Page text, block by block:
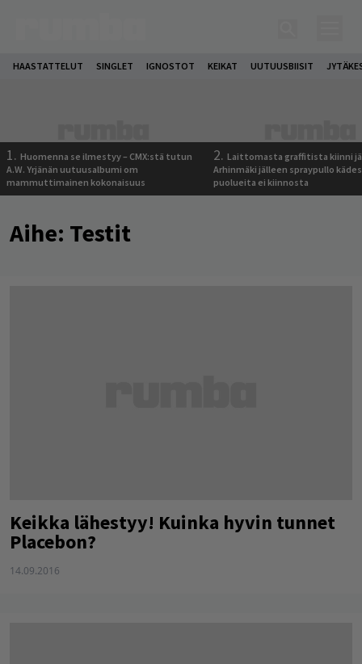
HAASTATTELUT SINGLET IGNOSTOT KEIKAT UUTUUSBIISIT
1. Huomenna se ilmestyy – CMX:stä tutun
A.W. Yrjänän uutuusalbumi om
mammuttimainen kokonaisuus
2. Laittomasta graffitista kiinni
Arhinmäki jälleen spraypullo
puolueita ei kiinnosta
Aihe: Testit
Keikka lähestyy! Kuinka hyvin tunnet
Placebon?
14.09.2016